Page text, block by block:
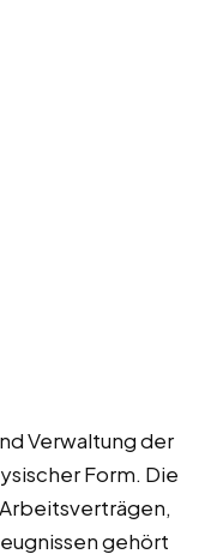
Verwaltung der
Form. Die
gehört